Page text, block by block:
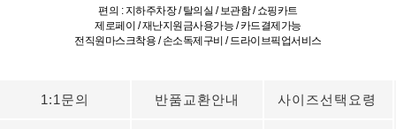
편의 : 지하주차장 / 탈의실 / 보관함 / 쇼핑카트
제로페이 / 재난지원금사용가능 / 카드결제가능
전직원마스크착용 / 손소독제구비 / 드라이브픽업서비스
1:1문의 반품교환안내 사이즈선택요령